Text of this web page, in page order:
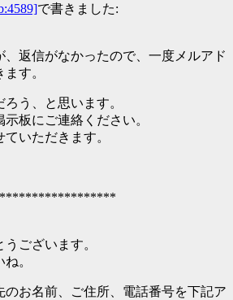
で書きました:
、返信がなかったので、一度メルアド
す。
う、と思います。
板にご連絡ください。
いただきます。
ございます。
。
のお名前、ご住所、電話番号を下記ア